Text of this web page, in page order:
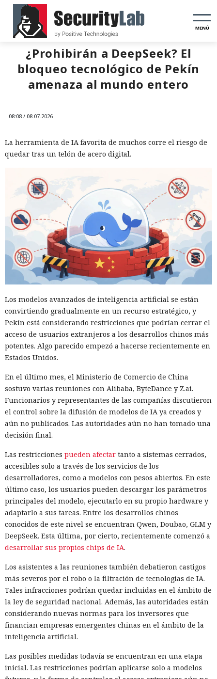
MENÚ
¿Prohibirán a DeepSeek? El
bloqueo tecnológico de Pekín
amenaza al mundo entero
08:08 / 08.07.2026
La herramienta de IA favorita de muchos corre el riesgo de
quedar tras un telón de acero digital.
Los modelos avanzados de inteligencia artificial se están
convirtiendo gradualmente en un recurso estratégico, y
Pekín está considerando restricciones que podrían cerrar el
acceso de usuarios extranjeros a los desarrollos chinos más
potentes. Algo parecido empezó a hacerse recientemente en
Estados Unidos.
En el último mes, el Ministerio de Comercio de China
sostuvo varias reuniones con Alibaba, ByteDance y Z.ai.
Funcionarios y representantes de las compañías discutieron
el control sobre la difusión de modelos de IA ya creados y
aún no publicados. Las autoridades aún no han tomado una
decisión final.
Las restricciones pueden afectar tanto a sistemas cerrados,
accesibles solo a través de los servicios de los
desarrolladores, como a modelos con pesos abiertos. En este
último caso, los usuarios pueden descargar los parámetros
principales del modelo, ejecutarlo en su propio hardware y
adaptarlo a sus tareas. Entre los desarrollos chinos
conocidos de este nivel se encuentran Qwen, Doubao, GLM y
DeepSeek. Esta última, por cierto, recientemente comenzó a
desarrollar sus propios chips de IA.
Los asistentes a las reuniones también debatieron castigos
más severos por el robo o la filtración de tecnologías de IA.
Tales infracciones podrían quedar incluidas en el ámbito de
la ley de seguridad nacional. Además, las autoridades están
considerando nuevas normas para los inversores que
financian empresas emergentes chinas en el ámbito de la
inteligencia artificial.
Las posibles medidas todavía se encuentran en una etapa
inicial. Las restricciones podrían aplicarse solo a modelos